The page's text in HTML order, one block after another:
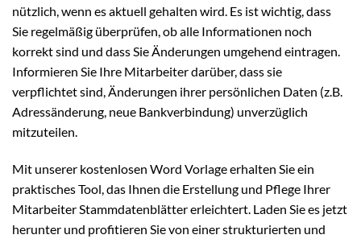
nützlich, wenn es aktuell gehalten wird. Es ist wichtig, dass
Sie regelmäßig überprüfen, ob alle Informationen noch
korrekt sind und dass Sie Änderungen umgehend eintragen.
Informieren Sie Ihre Mitarbeiter darüber, dass sie
verpflichtet sind, Änderungen ihrer persönlichen Daten (z.B.
Adressänderung, neue Bankverbindung) unverzüglich
mitzuteilen.
Mit unserer kostenlosen Word Vorlage erhalten Sie ein
praktisches Tool, das Ihnen die Erstellung und Pflege Ihrer
Mitarbeiter Stammdatenblätter erleichtert. Laden Sie es jetzt
herunter und profitieren Sie von einer strukturierten und